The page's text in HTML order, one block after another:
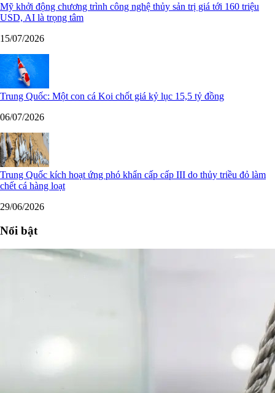
Mỹ khởi động chương trình công nghệ thủy sản trị giá tới 160 triệu
USD, AI là trọng tâm
15/07/2026
Trung Quốc: Một con cá Koi chốt giá kỷ lục 15,5 tỷ đồng
06/07/2026
Trung Quốc kích hoạt ứng phó khẩn cấp cấp III do thủy triều đỏ làm
chết cá hàng loạt
29/06/2026
Nổi bật